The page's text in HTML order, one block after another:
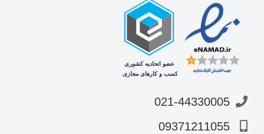
021-44330005
09371211055